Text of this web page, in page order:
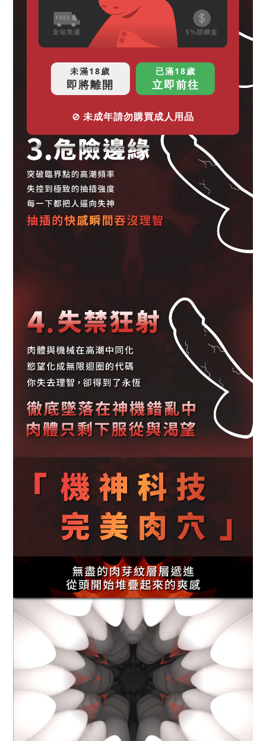
未滿18歲
即將離開
已滿18歲
立即前往
⊘ 未成年請勿購買成人用品